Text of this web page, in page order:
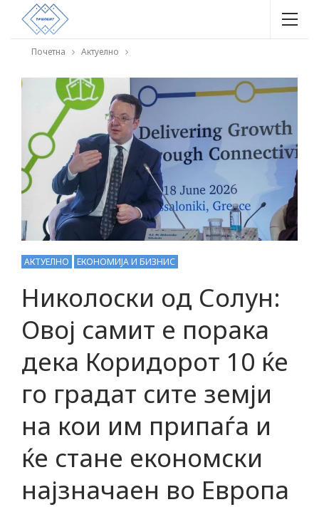
Почетна Актуелно
АКТУЕЛНО ЕКОНОМИЈА И БИЗНИС
Николоски од Солун:
Овој самит е порака
дека Коридорот 10 ќе
го градат сите земји
на кои им припаѓа и
ќе стане економски
најзначаен во Европа